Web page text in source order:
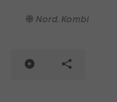
Nord. Kombi